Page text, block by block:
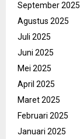
September 2025
Agustus 2025
Juli 2025
Juni 2025
Mei 2025
April 2025
Maret 2025
Februari 2025
Januari 2025